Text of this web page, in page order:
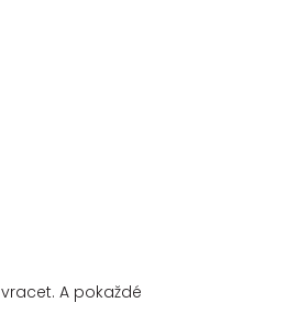
A pokaždé